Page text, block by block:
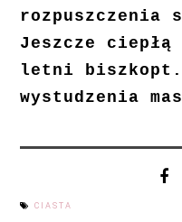
rozpuszczenia
Jeszcze ciepłą
letni biszkopt.
wystudzenia
CIASTA